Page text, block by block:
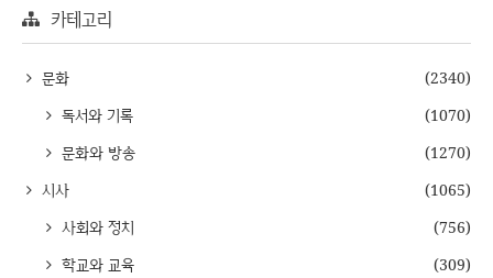
카테고리
문화
(2340)
독서와 기록
(1070)
문화와 방송
(1270)
시사
(1065)
사회와 정치
(756)
학교와 교육
(309)